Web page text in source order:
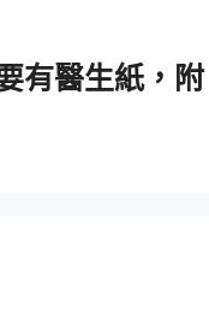
有醫生紙，附